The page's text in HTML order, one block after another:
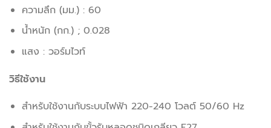
ความลึก (มม.) : 60
น้ำหนัก (กก.) ; 0.028
แสง : วอร์มไวท์
วิธีใช้งาน
สำหรับใช้งานกับระบบไฟฟ้า 220-240 โวลต์ 50/60 Hz